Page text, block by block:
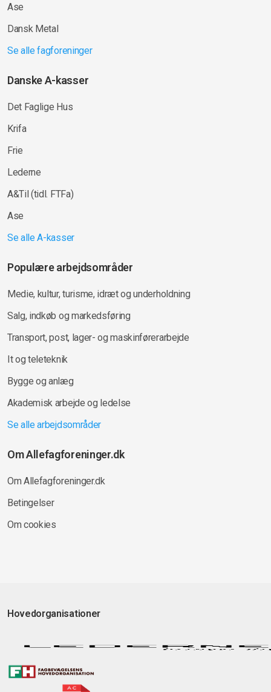
Ase
Dansk Metal
Se alle fagforeninger
Danske A-kasser
Det Faglige Hus
Krifa
Frie
Lederne
A&Til (tidl. FTFa)
Ase
Se alle A-kasser
Populære arbejdsområder
Medie, kultur, turisme, idræt og underholdning
Salg, indkøb og markedsføring
Transport, post, lager- og maskinførerarbejde
It og teleteknik
Bygge og anlæg
Akademisk arbejde og ledelse
Se alle arbejdsområder
Om Allefagforeninger.dk
Om Allefagforeninger.dk
Betingelser
Om cookies
Hovedorganisationer